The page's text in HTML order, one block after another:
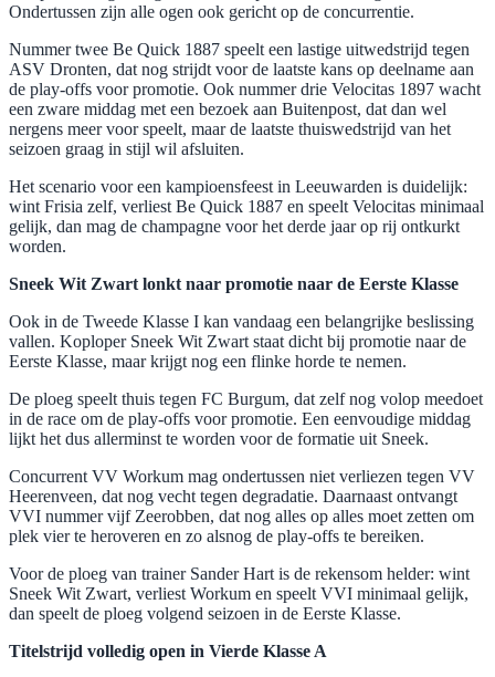
Ondertussen zijn alle ogen ook gericht op de concurrentie.
Nummer twee Be Quick 1887 speelt een lastige uitwedstrijd tegen
ASV Dronten, dat nog strijdt voor de laatste kans op deelname aan
de play-offs voor promotie. Ook nummer drie Velocitas 1897 wacht
een zware middag met een bezoek aan Buitenpost, dat dan wel
nergens meer voor speelt, maar de laatste thuiswedstrijd van het
seizoen graag in stijl wil afsluiten.
Het scenario voor een kampioensfeest in Leeuwarden is duidelijk:
wint Frisia zelf, verliest Be Quick 1887 en speelt Velocitas minimaal
gelijk, dan mag de champagne voor het derde jaar op rij ontkurkt
worden.
Sneek Wit Zwart lonkt naar promotie naar de Eerste Klasse
Ook in de Tweede Klasse I kan vandaag een belangrijke beslissing
vallen. Koploper Sneek Wit Zwart staat dicht bij promotie naar de
Eerste Klasse, maar krijgt nog een flinke horde te nemen.
De ploeg speelt thuis tegen FC Burgum, dat zelf nog volop meedoet
in de race om de play-offs voor promotie. Een eenvoudige middag
lijkt het dus allerminst te worden voor de formatie uit Sneek.
Concurrent VV Workum mag ondertussen niet verliezen tegen VV
Heerenveen, dat nog vecht tegen degradatie. Daarnaast ontvangt
VVI nummer vijf Zeerobben, dat nog alles op alles moet zetten om
plek vier te heroveren en zo alsnog de play-offs te bereiken.
Voor de ploeg van trainer Sander Hart is de rekensom helder: wint
Sneek Wit Zwart, verliest Workum en speelt VVI minimaal gelijk,
dan speelt de ploeg volgend seizoen in de Eerste Klasse.
Titelstrijd volledig open in Vierde Klasse A